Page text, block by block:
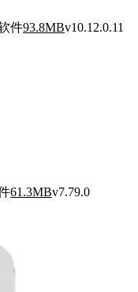
件93.8MBv10.12.0.11
61.3MBv7.79.0